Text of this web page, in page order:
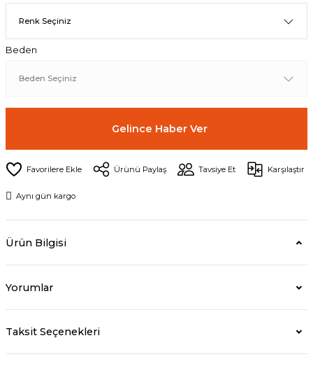
Beden
Gelince Haber Ver
Ürünü Paylaş Tavsiye Et Karşılaştır
Aynı gün kargo
Ürün Bilgisi
Yorumlar
Taksit Seçenekleri